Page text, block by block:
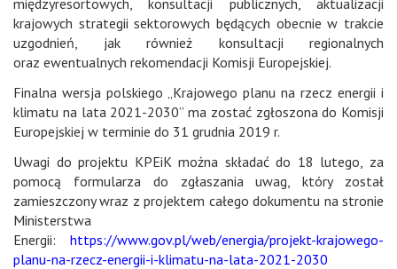
krajowych strategii sektorowych będących obecnie w trakcie
uzgodnień, jak również konsultacji regionalnych
oraz ewentualnych rekomendacji Komisji Europejskiej.
Finalna wersja polskiego „Krajowego planu na rzecz energii i
klimatu na lata 2021-2030” ma zostać zgłoszona do Komisji
Europejskiej w terminie do 31 grudnia 2019 r.
Uwagi do projektu KPEiK można składać do 18 lutego, za
pomocą formularza do zgłaszania uwag, który został
zamieszczony wraz z projektem całego dokumentu na stronie
Ministerstwa
Energii: https://www.gov.pl/web/energia/projekt-krajowego-
planu-na-rzecz-energii-i-klimatu-na-lata-2021-2030